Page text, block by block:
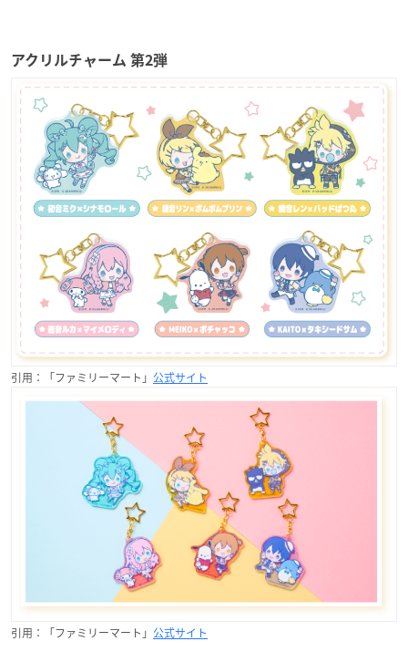
アクリルチャーム 第2弾
引用：「ファミリーマート」 公式サイト
引用：「ファミリーマート」 公式サイト